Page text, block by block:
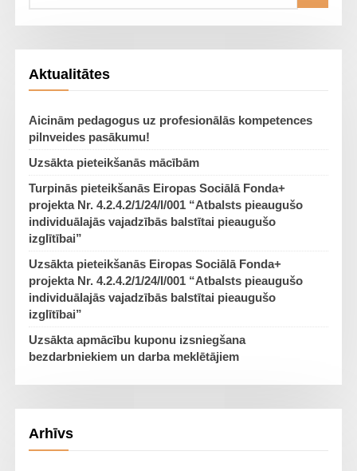
Aktualitātes
Aicinām pedagogus uz profesionālās kompetences
pilnveides pasākumu!
Uzsākta pieteikšanās mācībām
Turpinās pieteikšanās Eiropas Sociālā Fonda+
projekta Nr. 4.2.4.2/1/24/I/001 “Atbalsts pieaugušo
individuālajās vajadzībās balstītai pieaugušo
izglītībai”
Uzsākta pieteikšanās Eiropas Sociālā Fonda+
projekta Nr. 4.2.4.2/1/24/I/001 “Atbalsts pieaugušo
individuālajās vajadzībās balstītai pieaugušo
izglītībai”
Uzsākta apmācību kuponu izsniegšana
bezdarbniekiem un darba meklētājiem
Arhīvs